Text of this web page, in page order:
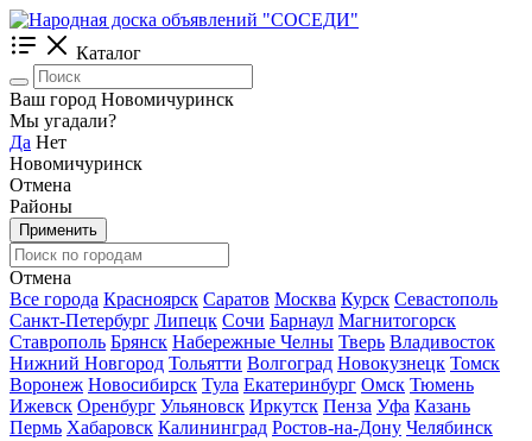
Каталог
Ваш город Новомичуринск
Мы угадали?
Да Нет
Новомичуринск
Отмена
Районы
Применить
Отмена
Все города Красноярск Саратов Москва Курск Севастополь
Санкт-Петербург Липецк Сочи Барнаул Магнитогорск
Ставрополь Брянск Набережные Челны Тверь Владивосток
Нижний Новгород Тольятти Волгоград Новокузнецк Томск
Воронеж Новосибирск Тула Екатеринбург Омск Тюмень
Ижевск Оренбург Ульяновск Иркутск Пенза Уфа Казань
Пермь Хабаровск Калининград Ростов-на-Дону Челябинск